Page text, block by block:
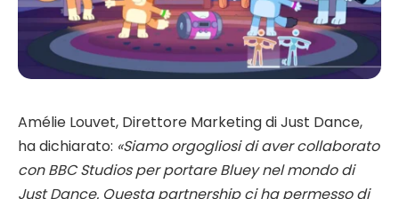
Amélie Louvet, Direttore Marketing di Just Dance,
ha dichiarato: «Siamo orgogliosi di aver collaborato
con BBC Studios per portare Bluey nel mondo di
Just Dance. Questa partnership ci ha permesso di